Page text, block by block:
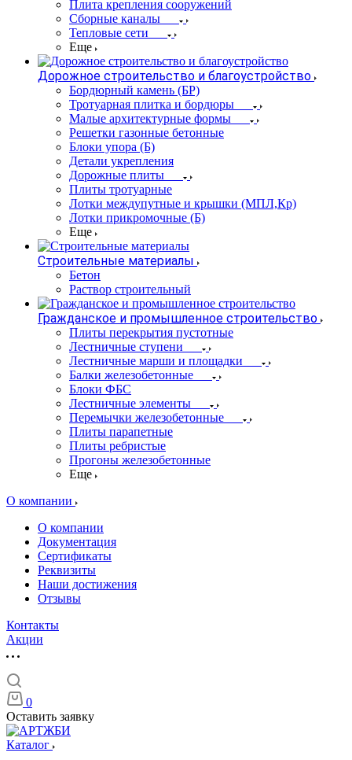
Плита крепления сооружений
Сборные каналы
Тепловые сети
Еще
Дорожное строительство и благоустройство
Бордюрный камень (БР)
Тротуарная плитка и бордюры
Малые архитектурные формы
Решетки газонные бетонные
Блоки упора (Б)
Детали укрепления
Дорожные плиты
Плиты тротуарные
Лотки междупутные и крышки (МПЛ,Кр)
Лотки прикромочные (Б)
Еще
Строительные материалы
Бетон
Раствор строительный
Гражданское и промышленное строительство
Плиты перекрытия пустотные
Лестничные ступени
Лестничные марши и площадки
Балки железобетонные
Блоки ФБС
Лестничные элементы
Перемычки железобетонные
Плиты парапетные
Плиты ребристые
Прогоны железобетонные
Еще
О компании
О компании
Документация
Сертификаты
Реквизиты
Наши достижения
Отзывы
Контакты
Акции
0
Оставить заявку
Каталог